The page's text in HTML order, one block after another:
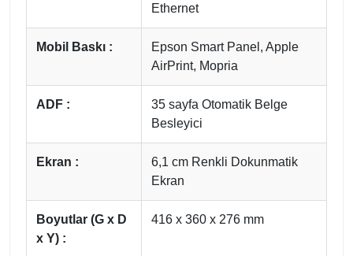
Ethernet
Mobil Baskı :
Epson Smart Panel, Apple
AirPrint, Mopria
ADF :
35 sayfa Otomatik Belge
Besleyici
Ekran :
6,1 cm Renkli Dokunmatik
Ekran
Boyutlar (G x D
x Y) :
416 x 360 x 276 mm